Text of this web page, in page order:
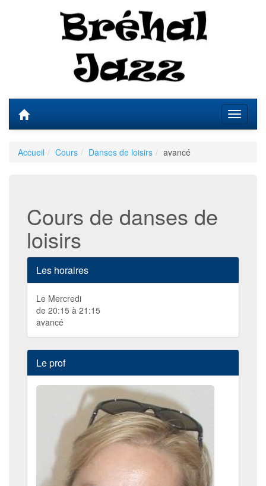
Accueil Cours Danses de loisirs avancé
Cours de danses de
loisirs
Les horaires
Le Mercredi
de 20:15 à 21:15
avancé
Le prof